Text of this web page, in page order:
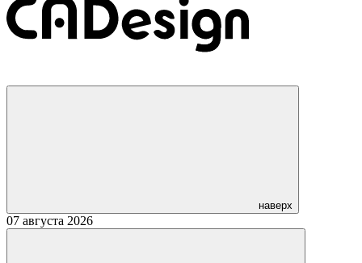
наверх
07 августа 2026